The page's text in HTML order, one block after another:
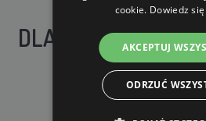
DLACZEGO WARTO
cookie. Dowiedz
AKCEPTUJ
ODRZUĆ